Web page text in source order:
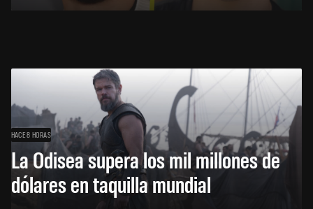
HACE 8 HORAS
La Odisea supera los mil millones de
dólares en taquilla mundial